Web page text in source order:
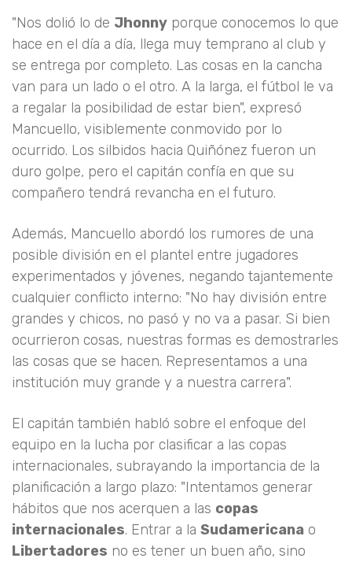
"Nos dolió lo de Jhonny porque conocemos lo que
hace en el día a día, llega muy temprano al club y
se entrega por completo. Las cosas en la cancha
van para un lado o el otro. A la larga, el fútbol le va
a regalar la posibilidad de estar bien", expresó
Mancuello, visiblemente conmovido por lo
ocurrido. Los silbidos hacia Quiñónez fueron un
duro golpe, pero el capitán confía en que su
compañero tendrá revancha en el futuro.
Además, Mancuello abordó los rumores de una
posible división en el plantel entre jugadores
experimentados y jóvenes, negando tajantemente
cualquier conflicto interno: "No hay división entre
grandes y chicos, no pasó y no va a pasar. Si bien
ocurrieron cosas, nuestras formas es demostrarles
las cosas que se hacen. Representamos a una
institución muy grande y a nuestra carrera".
El capitán también habló sobre el enfoque del
equipo en la lucha por clasificar a las copas
internacionales, subrayando la importancia de la
planificación a largo plazo: "Intentamos generar
hábitos que nos acerquen a las copas
internacionales. Entrar a la Sudamericana o
Libertadores no es tener un buen año, sino